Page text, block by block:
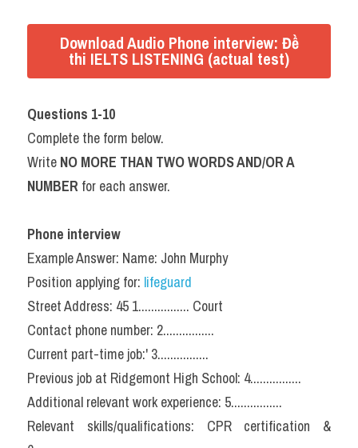
Download Audio Phone interview: Đề
thi IELTS LISTENING (actual test)
Questions 1-10
Complete the form below.
Write NO MORE THAN TWO WORDS AND/OR A
NUMBER for each answer.
Phone interview
Example Answer: Name: John Murphy
Position applying for: lifeguard
Street Address: 45 1................ Court
Contact phone number: 2................
Current part-time job:' 3................
Previous job at Ridgemont High School: 4................
Additional relevant work experience: 5................
Relevant skills/qualifications: CPR certification &